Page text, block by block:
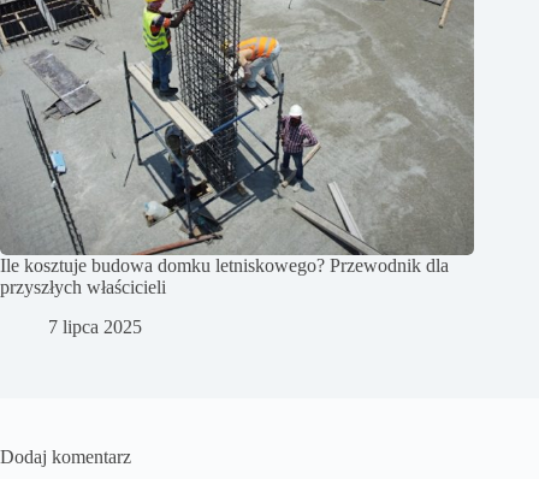
Ile kosztuje budowa domku letniskowego? Przewodnik dla
przyszłych właścicieli
7 lipca 2025
Dodaj komentarz